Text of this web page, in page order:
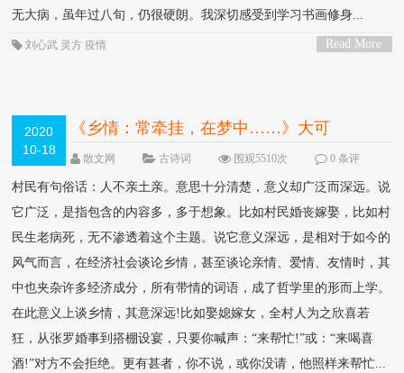
无大病，虽年过八旬，仍很硬朗。我深切感受到学习书画修身...
Read More
刘心武 灵方 疫情
2020
10-18
《乡情：常牵挂，在梦中……》大可
散文网 古诗词 围观5510次
0 条评
村民有句俗话：人不亲土亲。意思十分清楚，意义却广泛而深远。说
它广泛，是指包含的内容多，多于想象。比如村民婚丧嫁娶，比如村
民生老病死，无不渗透着这个主题。说它意义深远，是相对于如今的
风气而言，在经济社会谈论乡情，甚至谈论亲情、爱情、友情时，其
中也夹杂许多经济成分，所有带情的词语，成了哲学里的形而上学。
在此意义上谈乡情，其意深远!比如娶媳嫁女，全村人为之欣喜若
狂，从张罗婚事到搭棚设宴，只要你喊声：“来帮忙!”或：“来喝喜
酒!”对方不会拒绝。更有甚者，你不说，或你没请，他照样来帮忙...